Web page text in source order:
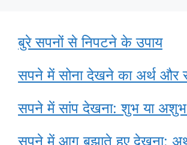
बुरे सपनों से निपटने के उपाय
सपने में सोना देखने का अर्थ
सपने में सांप देखना: शुभ या
सपने में आग बुझाते हुए देखना: